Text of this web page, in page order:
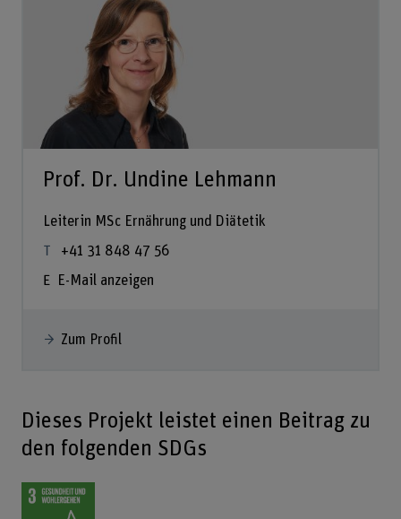
Prof. Dr. Undine Lehmann
Leiterin MSc Ernährung und Diätetik
+41 31 848 47 56
E-Mail anzeigen
Zum Profil
Dieses Projekt leistet einen Beitrag zu
den folgenden SDGs